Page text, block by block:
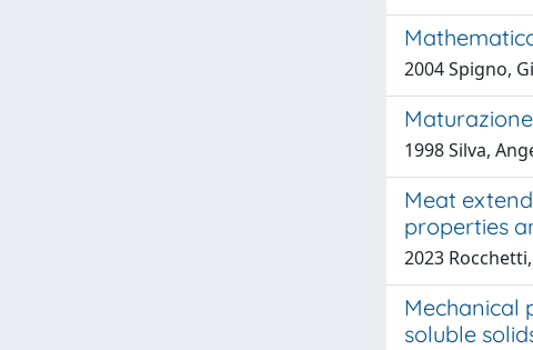
2004 Spigno,
1998 Silva,
Meat
properties
2023
Mechanical
soluble